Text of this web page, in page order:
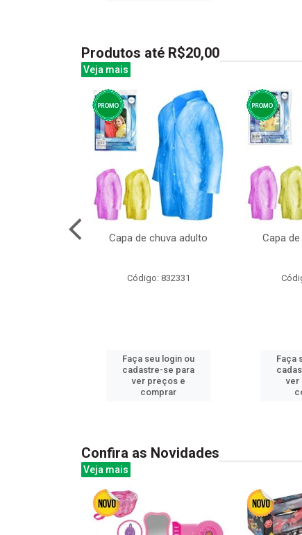
Produtos até R$20,00
Veja mais
Capa de chuva adulto
Código: 832331
Faça seu login ou
cadastre-se para
ver preços e
comprar
Capa
Faça
ver
Confira as Novidades
Veja mais